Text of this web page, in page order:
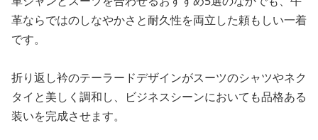
革ならではのしなやかさと耐久性を両立した頼もしい一着
です。
折り返し衿のテーラードデザインがスーツのシャツやネク
タイと美しく調和し、ビジネスシーンにおいても品格ある
装いを完成させます。